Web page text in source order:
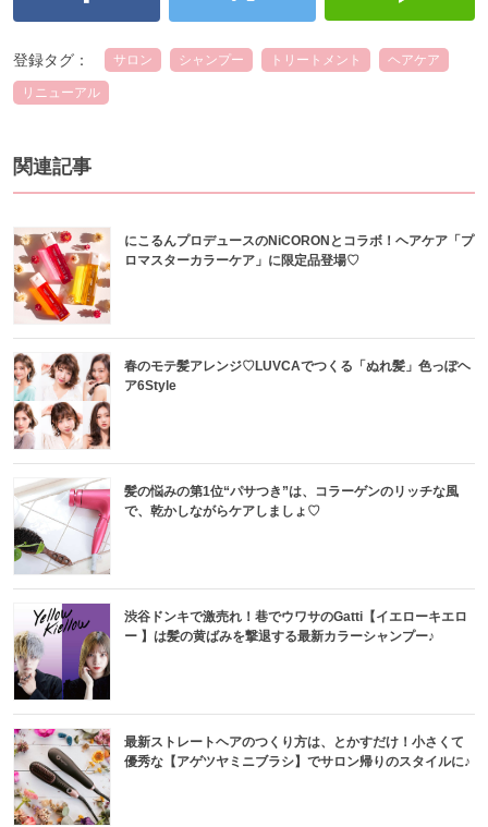
登録タグ： サロン シャンプー トリートメント ヘアケア
リニューアル
関連記事
にこるんプロデュースのNiCORONとコラボ！ヘアケア「プ
ロマスターカラーケア」に限定品登場♡
春のモテ髪アレンジ♡LUVCAでつくる「ぬれ髪」色っぽヘ
ア6Style
髪の悩みの第1位“パサつき”は、コラーゲンのリッチな風
で、乾かしながらケアしましょ♡
渋谷ドンキで激売れ！巷でウワサのGatti【イエローキエロ
ー 】は髪の黄ばみを撃退する最新カラーシャンプー♪
最新ストレートヘアのつくり方は、とかすだけ！小さくて
優秀な【アゲツヤミニブラシ】でサロン帰りのスタイルに♪